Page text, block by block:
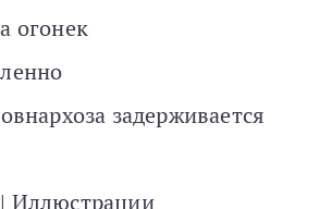
огонек
задерживается
Иллюстрации